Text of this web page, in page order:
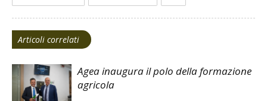
Articoli correlati
Agea inaugura il polo della formazione
agricola